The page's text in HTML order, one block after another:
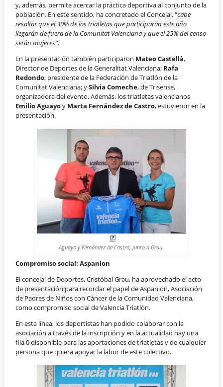
y, además, permite acercar la práctica deportiva al conjunto de la
población. En este sentido, ha concretado el Concejal, “cabe
resaltar que el 30% de los triatletas que participarán este año
llegarán de fuera de la Comunitat Valenciana y que el 25% del censo
serán mujeres”.
En la presentación también participaron Mateo Castellà,
Director de Deportes de la Generalitat Valenciana; Rafa
Redondo, presidente de la Federación de Triatlón de la
Comunitat Valenciana; ySilvia Comeche, de Trisense,
organizadora del evento. Además, los triatletas valencianos
Emilio Aguayoy Marta Fernández de Castro, estuvieron en la
presentación.
Aguayo y Fernández de Castro, junto a Grau.
Compromiso social: Aspanion
El concejal de Deportes, Cristóbal Grau, ha aprovechado el acto
de presentación para recordar el papel de Aspanion, Asociación
de Padres de Niños con Cáncer de la Comunidad Valenciana,
como compromiso social de Valencia Triatlón.
En esta línea, los deportistas han podido colaborar con la
asociación a través de la inscripción y en la actualidad hay una
fila 0 disponible para las aportaciones de triatletas y de cualquier
persona que quiera apoyar la labor de este colectivo.